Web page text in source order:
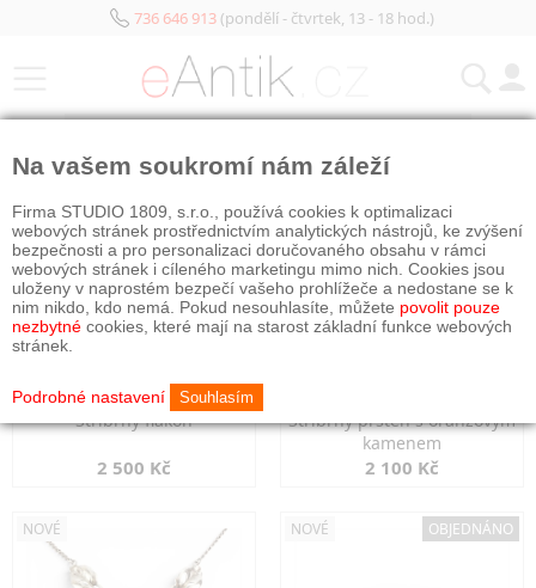
736 646 913(pondělí - čtvrtek, 13 - 18 hod.)
Stříbrný flakon
2 500 Kč
Stříbrný prsten s oranžovým
kamenem
2 100 Kč
NOVÉ NOVÉ OBJEDNÁNO
Na vašem soukromí nám záleží
Firma STUDIO 1809, s.r.o., používá cookies k optimalizaci
webových stránek prostřednictvím analytických nástrojů, ke zvýšení
bezpečnosti a pro personalizaci doručovaného obsahu v rámci
webových stránek i cíleného marketingu mimo nich. Cookies jsou
uloženy v naprostém bezpečí vašeho prohlížeče a nedostane se k
nim nikdo, kdo nemá. Pokud nesouhlasíte, můžete povolit pouze
nezbytné cookies, které mají na starost základní funkce webových
stránek.
Podrobné nastavení Souhlasím